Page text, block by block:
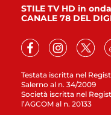
Testata iscritta nel
Salerno al n. 34/2009
Società iscritta nel
l’AGCOM al n. 20133
STILE TV HD in
CANALE 78 DEL